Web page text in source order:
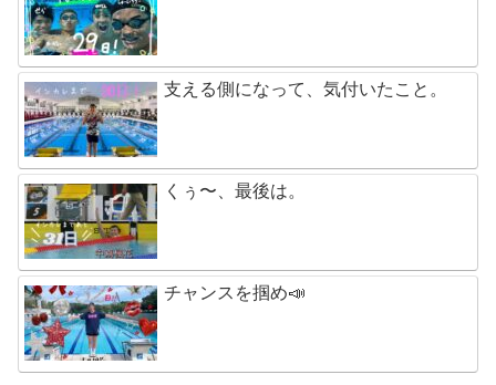
支える側になって、気付いたこと。
くぅ〜、最後は。
チャンスを掴め📣